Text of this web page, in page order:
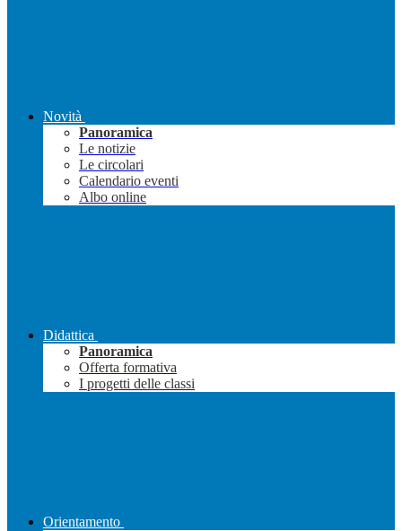
Novità
Panoramica
Le notizie
Le circolari
Calendario eventi
Albo online
Didattica
Panoramica
Offerta formativa
I progetti delle classi
Orientamento